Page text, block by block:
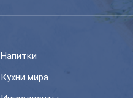
Напитки
Кухни мира